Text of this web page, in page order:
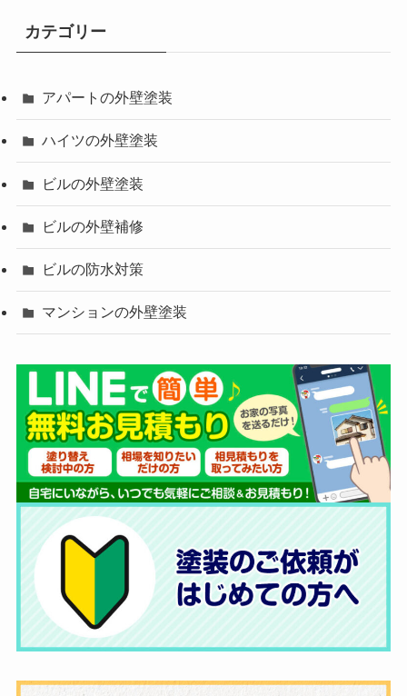
カテゴリー
アパートの外壁塗装
ハイツの外壁塗装
ビルの外壁塗装
ビルの外壁補修
ビルの防水対策
マンションの外壁塗装